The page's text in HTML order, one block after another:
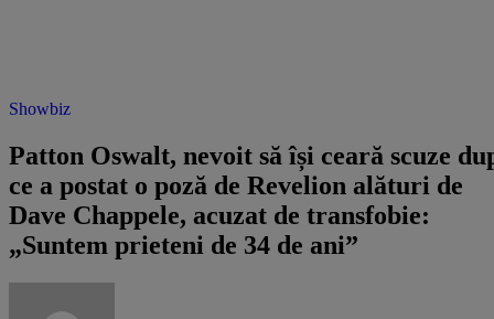
Showbiz
Patton Oswalt, nevoit să își ceară scuze
ce a postat o poză de Revelion alături de
Dave Chappele, acuzat de transfobie:
„Suntem prieteni de 34 de ani”